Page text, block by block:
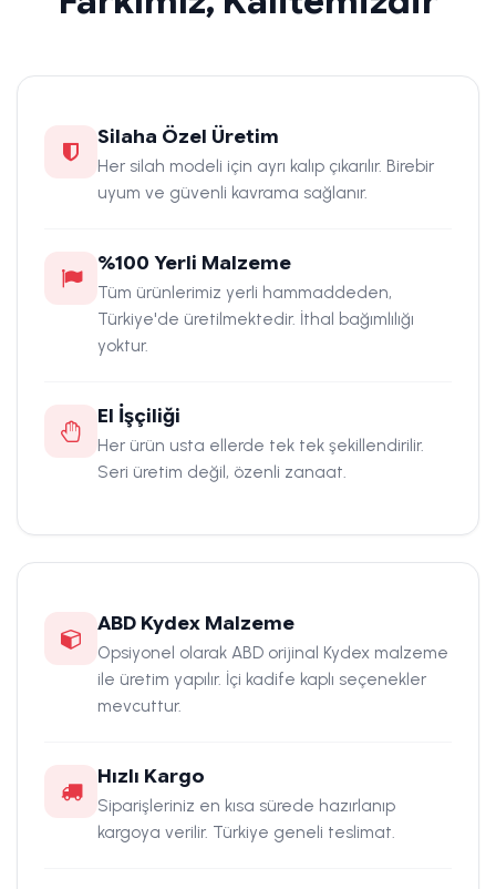
Silaha Özel Üretim
Her silah modeli için ayrı kalıp çıkarılır. Birebir
uyum ve güvenli kavrama sağlanır.
%100 Yerli Malzeme
Tüm ürünlerimiz yerli hammaddeden,
Türkiye'de üretilmektedir. İthal bağımlılığı
yoktur.
El İşçiliği
Her ürün usta ellerde tek tek şekillendirilir.
Seri üretim değil, özenli zanaat.
ABD Kydex Malzeme
Opsiyonel olarak ABD orijinal Kydex malzeme
ile üretim yapılır. İçi kadife kaplı seçenekler
mevcuttur.
Hızlı Kargo
Siparişleriniz en kısa sürede hazırlanıp
kargoya verilir. Türkiye geneli teslimat.